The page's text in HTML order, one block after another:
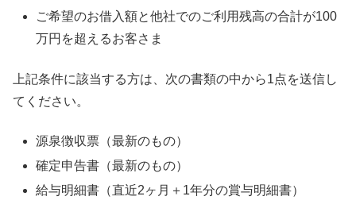
ご希望のお借入額と他社でのご利用残高の合計が100
万円を超えるお客さま
上記条件に該当する方は、次の書類の中から1点を送信し
てください。
源泉徴収票（最新のもの）
確定申告書（最新のもの）
給与明細書（直近2ヶ月＋1年分の賞与明細書）